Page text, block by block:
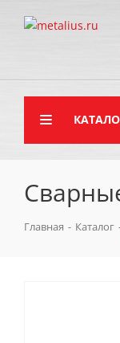
Главная - Каталог